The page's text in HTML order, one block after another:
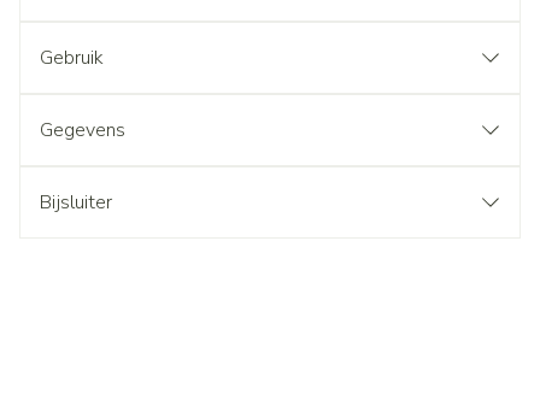
Gebruik
Gegevens
Bijsluiter